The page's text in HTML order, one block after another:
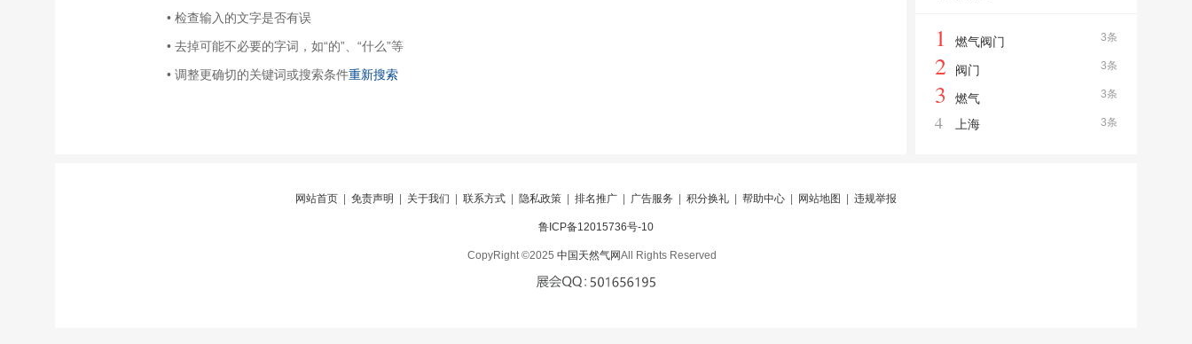
• 检查输入的文字是否有误
• 去掉可能不必要的字词，如“的”、“什么”等
• 调整更确切的关键词或搜索条件重新搜索
3条
1 燃气阀门
3条
2 阀门
3条
3 燃气
3条
4 上海
网站首页 免责声明 关于我们 联系方式 隐私政策 排名推广 广告服务 积分换礼 帮助中心 网站地图 违规举报
鲁ICP备12015736号-10
CopyRight ©2025 中国天然气网All Rights Reserved